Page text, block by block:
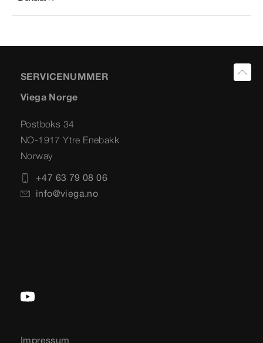
SERVICENUMMER
Viega Norge
Postboks 34
NO-1917 Ytre Enebakk
Norway
+47 63 79 08 06
info@viega.no
Impressum